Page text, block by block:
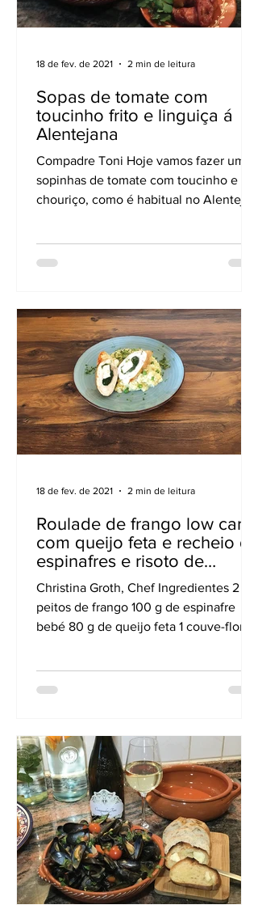
Sopas de tomate com
toucinho frito e linguiça á
Alentejana
Compadre Toni Hoje vamos fazer umas
sopinhas de tomate com toucinho e
chouriço, como é habitual no Alentejo,
18 de fev. de 2021 2 min de leitura
Roulade de frango low carb
com queijo feta e recheio de
espinafres e risoto de
couve-flor e ervilha
Christina Groth, Chef Ingredientes 2
peitos de frango 100 g de espinafre
bebé 80 g de queijo feta 1 couve-flor
18 de fev. de 2021 2 min de leitura